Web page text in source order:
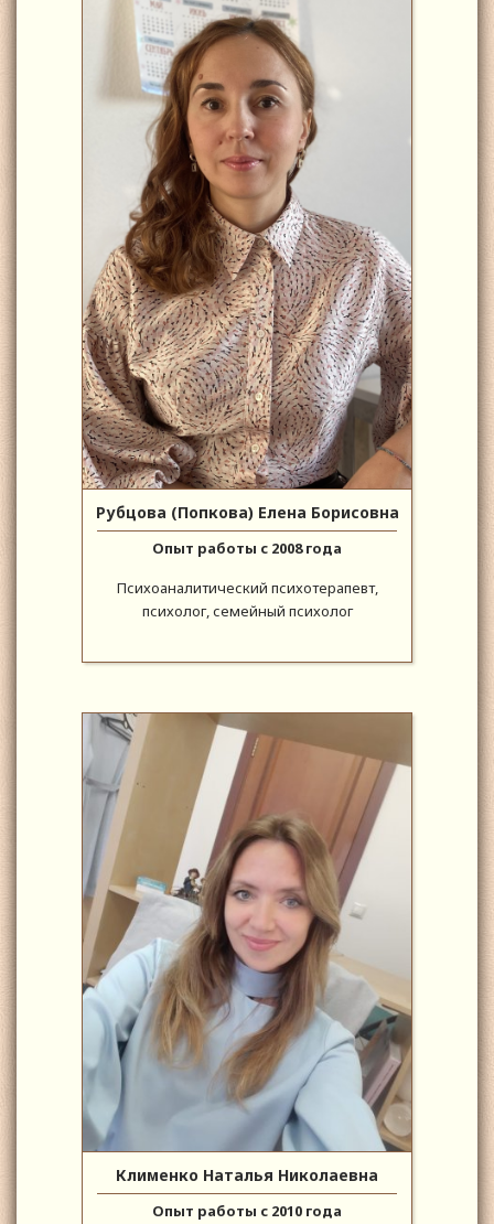
Рубцова (Попкова) Елена Борисовна
Опыт работы с 2008 года
Психоаналитический психотерапевт,
психолог, семейный психолог
Клименко Наталья Николаевна
Опыт работы с 2010 года